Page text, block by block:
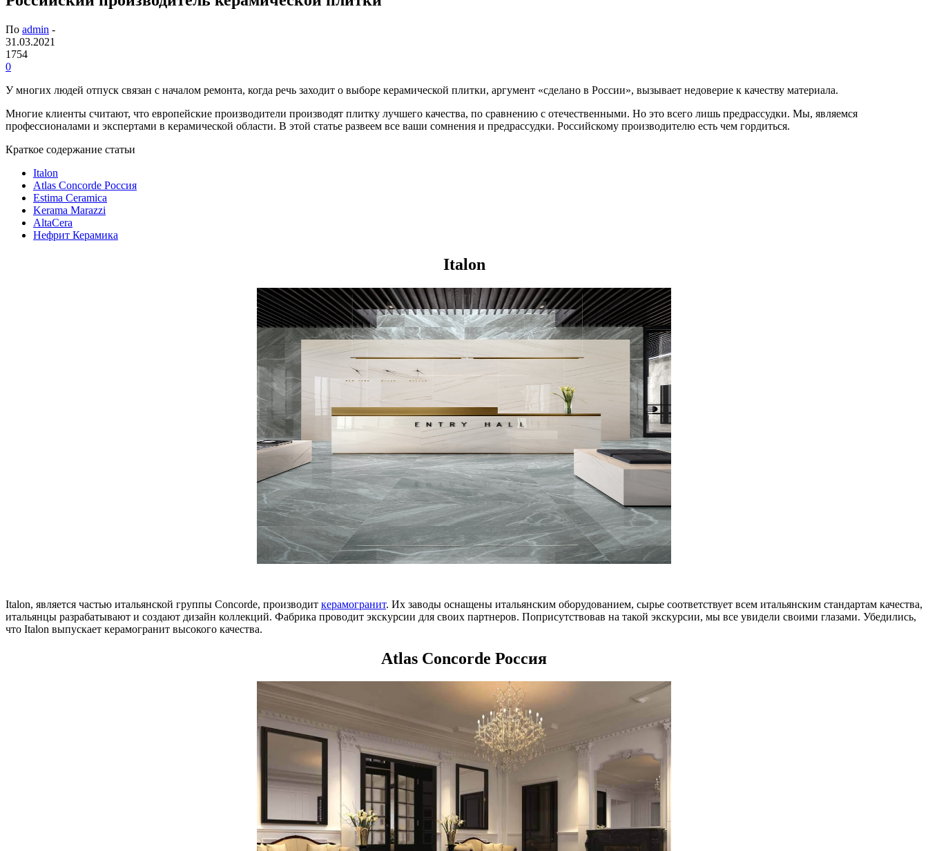
По admin -
31.03.2021
1754
0
У многих людей отпуск связан с началом ремонта, когда речь заходит о выборе керамической плитки, аргумент «сделано в России», вызывает недоверие к качеству материала.
Многие клиенты считают, что европейские производители производят плитку лучшего качества, по сравнению с отечественными. Но это всего лишь предрассудки. Мы, являемся
профессионалами и экспертами в керамической области. В этой статье развеем все ваши сомнения и предрассудки. Российскому производителю есть чем гордиться.
Краткое содержание статьи
Italon
Atlas Concorde Россия
Estima Ceramica
Kerama Marazzi
AltaCera
Нефрит Керамика
Italon
Italon, является частью итальянской группы Concorde, производит керамогранит. Их заводы оснащены итальянским оборудованием, сырье соответствует всем итальянским стандартам качества,
итальянцы разрабатывают и создают дизайн коллекций. Фабрика проводит экскурсии для своих партнеров. Поприсутствовав на такой экскурсии, мы все увидели своими глазами. Убедились,
что Italon выпускает керамогранит высокого качества.
Atlas Concorde Россия